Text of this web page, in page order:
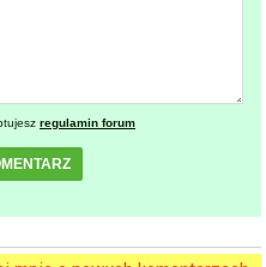
regulamin forum